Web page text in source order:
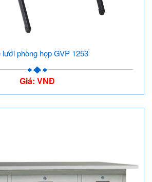
lưới phòng họp GVP 1253
Giá: VNĐ